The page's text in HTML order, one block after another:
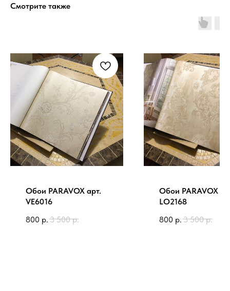
Смотрите также
Обои PARAVOX арт.
VE6016
800 р. 3 500 р.
Обои PARAVOX
LO2168
800 р. 3 500 р.